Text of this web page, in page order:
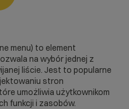
menu) to element
na wybór jednej z
liście. Jest to popularne
stron
umożliwia użytkownikom
funkcji i zasobów.